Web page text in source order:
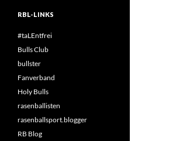
RBL-LINKS
#taLEntfrei
Bulls Club
bullster
Fanverband
Holy Bulls
rasenballisten
rasenballsport.blogger
RB Blog